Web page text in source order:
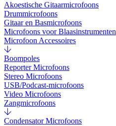
Akoestische Gitaarmicrofoons
Drummicrofoons
Gitaar en Basmicrofoons
Microfoons voor Blaasinstrumenten
Microfoon Accessoires
Boompoles
Reporter Microfoons
Stereo Microfoons
USB/Podcast-microfoons
Video Microfoons
Zangmicrofoons
Condensator Microfoons